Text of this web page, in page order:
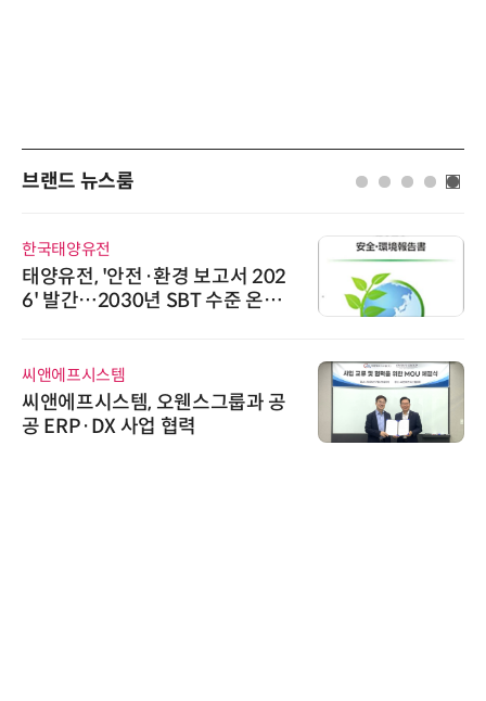
브랜드 뉴스룸
한국태양유전
태양유전, '안전·환경 보고서 202
6' 발간…2030년 SBT 수준 온실
씨앤에프시스템
씨앤에프시스템, 오웬스그룹과 공
공 ERP·DX 사업 협력